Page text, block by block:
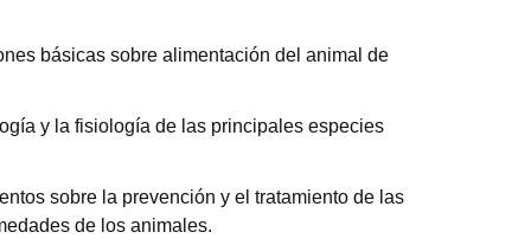
básicas sobre alimentación del animal de
y la fisiología de las principales especies
sobre la prevención y el tratamiento de las
de los animales.